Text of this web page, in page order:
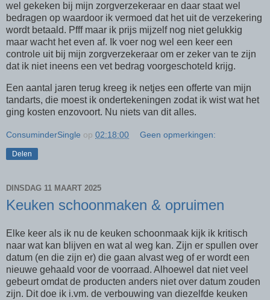
wel gekeken bij mijn zorgverzekeraar en daar staat wel
bedragen op waardoor ik vermoed dat het uit de verzekering
wordt betaald. Pfff maar ik prijs mijzelf nog niet gelukkig
maar wacht het even af. Ik voer nog wel een keer een
controle uit bij mijn zorgverzekeraar om er zeker van te zijn
dat ik niet ineens een vet bedrag voorgeschoteld krijg.
Een aantal jaren terug kreeg ik netjes een offerte van mijn
tandarts, die moest ik ondertekeningen zodat ik wist wat het
ging kosten enzovoort. Nu niets van dit alles.
ConsuminderSingle op 02:18:00 Geen opmerkingen:
Delen
DINSDAG 11 MAART 2025
Keuken schoonmaken & opruimen
Elke keer als ik nu de keuken schoonmaak kijk ik kritisch
naar wat kan blijven en wat al weg kan. Zijn er spullen over
datum (en die zijn er) die gaan alvast weg of er wordt een
nieuwe gehaald voor de voorraad. Alhoewel dat niet veel
gebeurt omdat de producten anders niet over datum zouden
zijn. Dit doe ik i.vm. de verbouwing van diezelfde keuken